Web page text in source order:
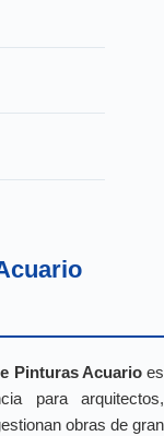
Pinturas Acuarioes
para arquitectos,
obras de gran